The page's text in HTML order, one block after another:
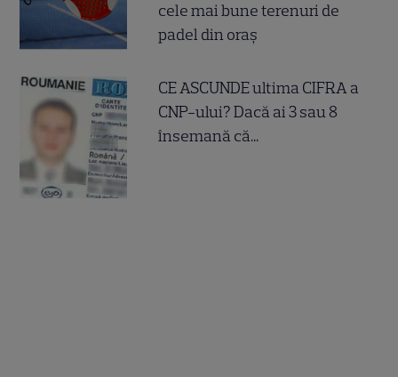
cele mai bune terenuri de
padel din oraș
CE ASCUNDE ultima CIFRA a
CNP-ului? Dacă ai 3 sau 8
însemană că...